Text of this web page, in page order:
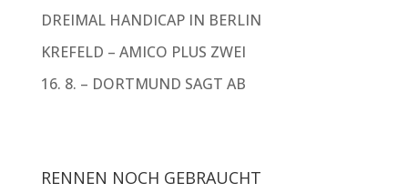
DREIMAL HANDICAP IN BERLIN
KREFELD – AMICO PLUS ZWEI
16. 8. – DORTMUND SAGT AB
RENNEN NOCH GEBRAUCHT